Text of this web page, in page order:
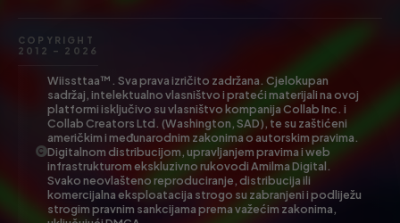
COPYRIGHT
2012 – 2026
Wiissttaa™. Sva prava izričito zadržana. Cjelokupan
sadržaj, intelektualno vlasništvo i prateći materijali na ovoj
platformi isključivo su vlasništvo kompanija Collab Inc. i
Collab Creators Ltd. (Washington, SAD), te su zaštićeni
američkim i međunarodnim zakonima o autorskim pravima.
Digitalnom distribucijom, upravljanjem pravima i web
infrastrukturom ekskluzivno rukovodi Amilma Digital.
Svako neovlašteno reproduciranje, distribucija ili
komercijalna eksploatacija strogo su zabranjeni i podliježu
strogim pravnim sankcijama prema važećim zakonima,